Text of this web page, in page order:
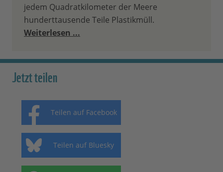
jedem Quadratkilometer der Meere
hunderttausende Teile Plastikmüll.
Weiterlesen ...
Jetzt teilen
Teilen auf Facebook
Teilen auf Bluesky